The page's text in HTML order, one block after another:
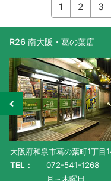
1 2 3
R163 ルアー館・寝屋川店
大阪府寝屋川市堀溝2-7-7
TEL：
072-821-8770
月～木曜日